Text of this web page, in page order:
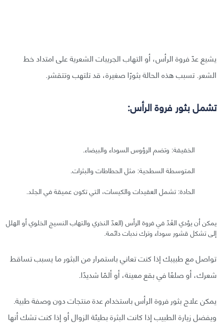
يشيع عدّ فروة الرأس، أو التهاب الجريبات الشعرية على امتداد خط
الشعر. تسبب هذه الحالة بثورًا صغيرة، قد تلتهب وتتقشر.
تشمل بثور فروة الرأس:
الخفيفة: وتضم الرؤوس السوداء والبيضاء.
المتوسطة السطحية: مثل الحطاطات والبثرات.
الحادة: تشمل العقيدات والكيسات، التي تكون عميقة في الجلد.
يمكن أن يؤدي العُدّ في فروة الرأس (العدّ النخري والتهاب النسيج الخلوي أو الهلل
إلى تشكل قشور سوداء وترك ندبات دائمة.
تواصل مع طبيبك إذا كنت تعاني باستمرار من البثور ما يسبب تساقط
شعرك، أو صلعًا في بقع معينة، أو ألمًا شديدًا.
يمكن علاج بثور فروة الرأس باستخدام عدة منتجات دون وصفة طبية.
ويفضل زيارة الطبيب إذا كانت البثرة بطيئة الزوال أو إذا كنت تشك أنها